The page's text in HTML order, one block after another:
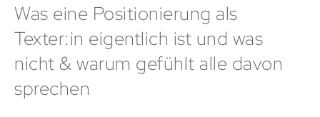
Was eine Positionierung als
Texter:in eigentlich ist und was
nicht & warum gefühlt alle davon
sprechen